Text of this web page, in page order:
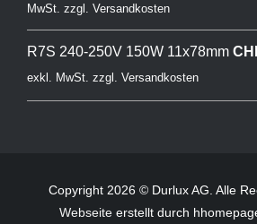
MwSt. zzgl. Versandkosten
R7S 240-250V 150W 11x78mm
exkl. MwSt. zzgl. Versandkosten
Copyright 2026 © Durlux AG. Alle
Webseite erstellt durch